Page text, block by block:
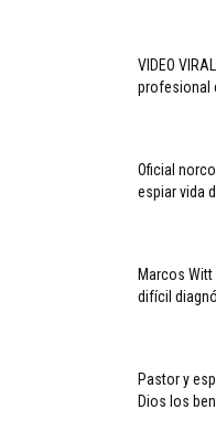
VIDEO
profesional
Oficial
espiar vida
Marcos
difícil
Pastor y
Dios los